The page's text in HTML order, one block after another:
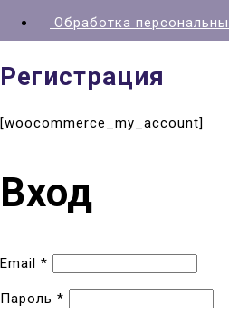
Обработка
Регистрация
[woocommerce_my_account]
Вход
Email *
Пароль *